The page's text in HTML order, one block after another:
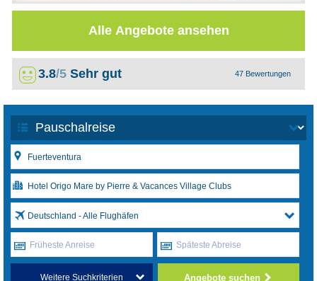
Alle Angebote ansehen
3.8/5 Sehr gut 47 Bewertungen
Deutschland - Alle Flughäfen
Früheste Anreise Späteste Abreise
Weitere Suchkriterien Angebote suchen